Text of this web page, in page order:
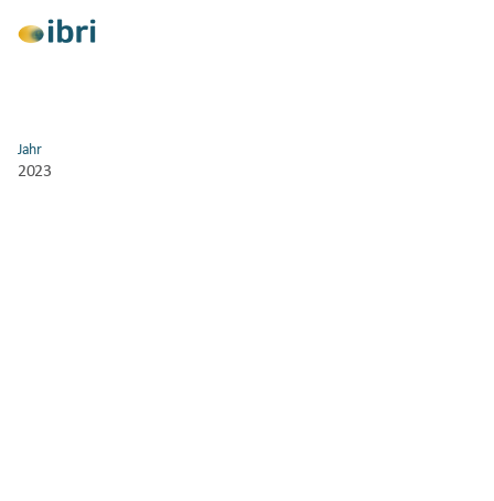
Alle anzeigen
Jahr
2023